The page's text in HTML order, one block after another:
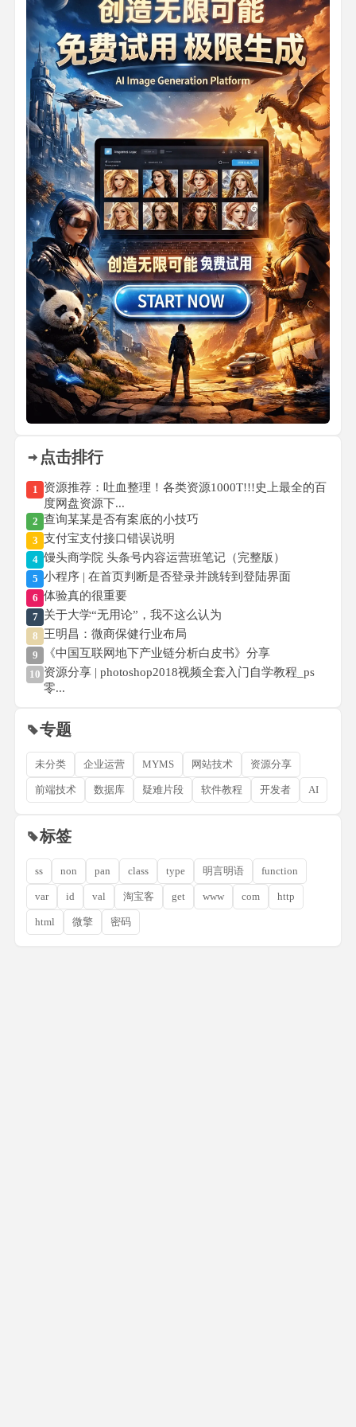
点击排行
1 资源推荐：吐血整理！各类资源1000T!!!史上最全的百
度网盘资源下...
2 查询某某是否有案底的小技巧
3 支付宝支付接口错误说明
4 馒头商学院 头条号内容运营班笔记（完整版）
5 小程序 | 在首页判断是否登录并跳转到登陆界面
6 体验真的很重要
7 关于大学“无用论”，我不这么认为
8 王明昌：微商保健行业布局
9 《中国互联网地下产业链分析白皮书》分享
10 资源分享 | photoshop2018视频全套入门自学教程_ps
零...
专题
未分类 企业运营 MYMS 网站技术 资源分享
前端技术 数据库 疑难片段 软件教程 开发者 AI
标签
ss non pan class type 明言明语 function
var id val 淘宝客 get www com http
html 微擎 密码